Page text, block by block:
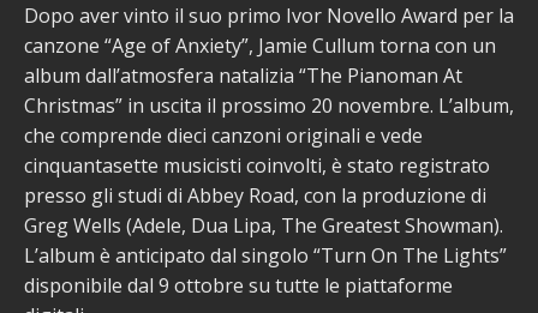
Dopo aver vinto il suo primo Ivor Novello Award per la
canzone “Age of Anxiety”, Jamie Cullum torna con un
album dall’atmosfera natalizia “The Pianoman At
Christmas” in uscita il prossimo 20 novembre. L’album,
che comprende dieci canzoni originali e vede
cinquantasette musicisti coinvolti, è stato registrato
presso gli studi di Abbey Road, con la produzione di
Greg Wells (Adele, Dua Lipa, The Greatest Showman).
L’album è anticipato dal singolo “Turn On The Lights”
disponibile dal 9 ottobre su tutte le piattaforme